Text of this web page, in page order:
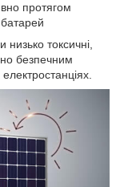
протягом
батарей
токсичні,
безпечним